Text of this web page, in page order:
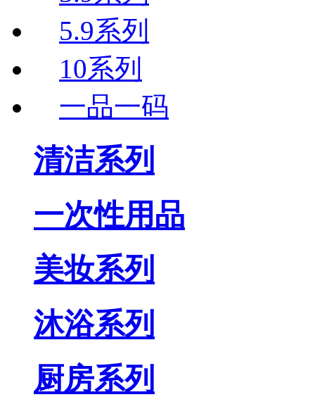
5.9系列
10系列
一品一码
清洁系列
一次性用品
美妆系列
沐浴系列
厨房系列